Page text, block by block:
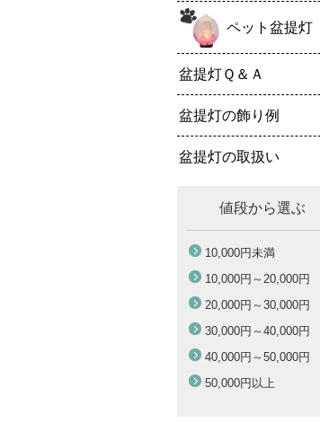
ペット盆提灯
盆提灯Ｑ＆Ａ
盆提灯の飾り例
盆提灯の取扱い
値段から選ぶ
10,000円未満
10,000円～ 20,000円
20,000円～ 30,000円
30,000円～ 40,000円
40,000円～ 50,000円
50,000円 以上